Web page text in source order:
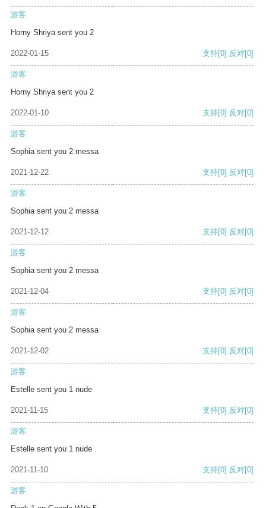
游客
Horny Shriya sent you 2
2022-01-15 支持[0] 反对[0]
游客
Horny Shriya sent you 2
2022-01-10 支持[0] 反对[0]
游客
Sophia sent you 2 messa
2021-12-22 支持[0] 反对[0]
游客
Sophia sent you 2 messa
2021-12-12 支持[0] 反对[0]
游客
Sophia sent you 2 messa
2021-12-04 支持[0] 反对[0]
游客
Sophia sent you 2 messa
2021-12-02 支持[0] 反对[0]
游客
Estelle sent you 1 nude
2021-11-15 支持[0] 反对[0]
游客
Estelle sent you 1 nude
2021-11-10 支持[0] 反对[0]
游客